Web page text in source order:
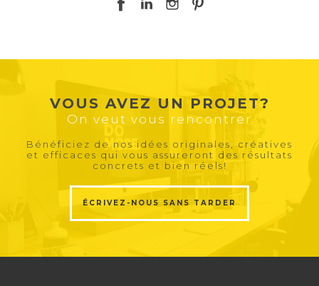
VOUS AVEZ UN PROJET?
On veut vous rencontrer
Bénéficiez de nos idées originales, créatives
et efficaces qui vous assureront des résultats
concrets et bien réels!
ÉCRIVEZ-NOUS SANS TARDER